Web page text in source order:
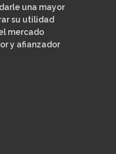
una mayor
su utilidad
mercado
y afianzador